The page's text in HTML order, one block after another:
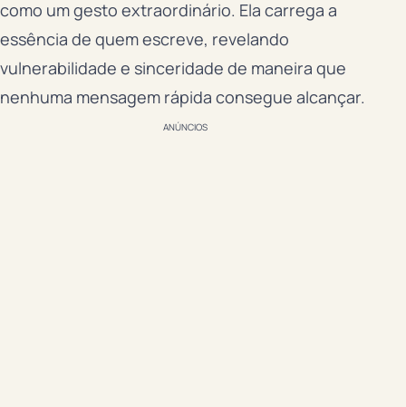
como um gesto extraordinário. Ela carrega a
essência de quem escreve, revelando
vulnerabilidade e sinceridade de maneira que
nenhuma mensagem rápida consegue alcançar.
ANÚNCIOS